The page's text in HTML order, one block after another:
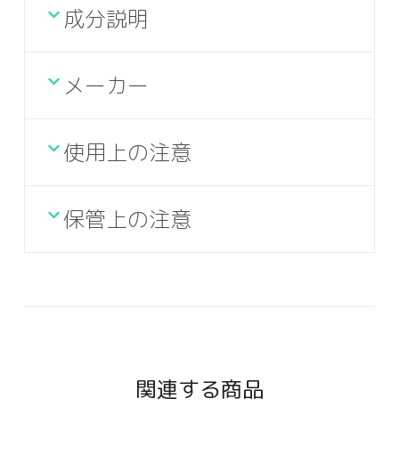
成分説明
メーカー
使用上の注意
保管上の注意
関連する商品